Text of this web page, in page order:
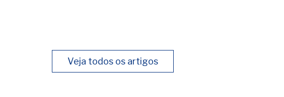
Veja todos os artigos